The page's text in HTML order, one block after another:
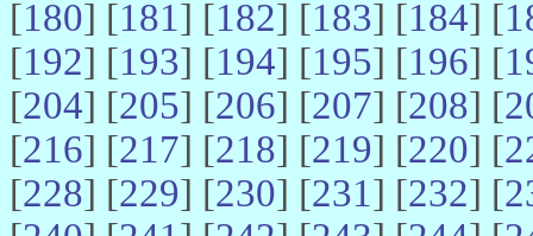
[180] [181] [182] [183] [184] [
[192] [193] [194] [195] [196] [
[204] [205] [206] [207] [208] [
[216] [217] [218] [219] [220] [
[228] [229] [230] [231] [232] [